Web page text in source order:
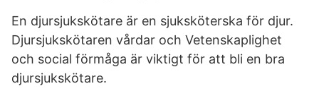
En djursjukskötare är en sjuksköterska för djur.
Djursjukskötaren vårdar och Vetenskaplighet
och social förmåga är viktigt för att bli en bra
djursjukskötare.